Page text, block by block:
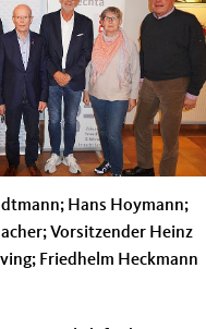
Hans Hoymann;
Vorsitzender Heinz
Friedhelm Heckmann